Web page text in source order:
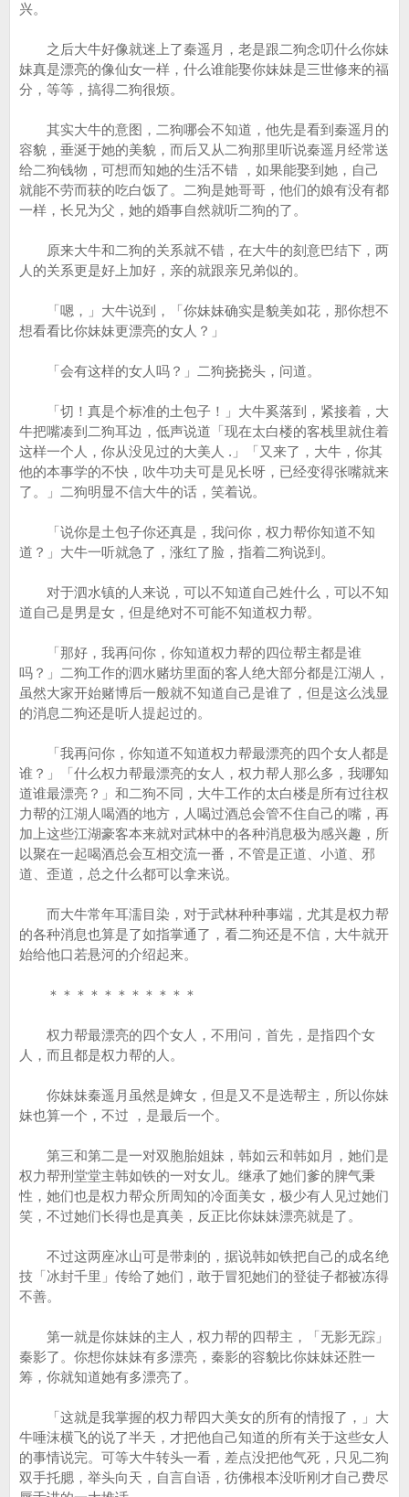
兴。
之后大牛好像就迷上了秦遥月，老是跟二狗念叨什么你妹
妹真是漂亮的像仙女一样，什么谁能娶你妹妹是三世修来的福
分，等等，搞得二狗很烦。
其实大牛的意图，二狗哪会不知道，他先是看到秦遥月的
容貌，垂涎于她的美貌，而后又从二狗那里听说秦遥月经常送
给二狗钱物，可想而知她的生活不错 ，如果能娶到她，自己
就能不劳而获的吃白饭了。二狗是她哥哥，他们的娘有没有都
一样，长兄为父，她的婚事自然就听二狗的了。
原来大牛和二狗的关系就不错，在大牛的刻意巴结下，两
人的关系更是好上加好，亲的就跟亲兄弟似的。
「嗯，」大牛说到，「你妹妹确实是貌美如花，那你想不
想看看比你妹妹更漂亮的女人？」
「会有这样的女人吗？」二狗挠挠头，问道。
「切！真是个标准的土包子！」大牛奚落到，紧接着，大
牛把嘴凑到二狗耳边，低声说道「现在太白楼的客栈里就住着
这样一个人，你从没见过的大美人 .」「又来了，大牛，你其
他的本事学的不快，吹牛功夫可是见长呀，已经变得张嘴就来
了。」二狗明显不信大牛的话，笑着说。
「说你是土包子你还真是，我问你，权力帮你知道不知
道？」大牛一听就急了，涨红了脸，指着二狗说到。
对于泗水镇的人来说，可以不知道自己姓什么，可以不知
道自己是男是女，但是绝对不可能不知道权力帮。
「那好，我再问你，你知道权力帮的四位帮主都是谁
吗？」二狗工作的泗水赌坊里面的客人绝大部分都是江湖人，
虽然大家开始赌博后一般就不知道自己是谁了，但是这么浅显
的消息二狗还是听人提起过的。
「我再问你，你知道不知道权力帮最漂亮的四个女人都是
谁？」「什么权力帮最漂亮的女人，权力帮人那么多，我哪知
道谁最漂亮？」和二狗不同，大牛工作的太白楼是所有过往权
力帮的江湖人喝酒的地方，人喝过酒总会管不住自己的嘴，再
加上这些江湖豪客本来就对武林中的各种消息极为感兴趣，所
以聚在一起喝酒总会互相交流一番，不管是正道、小道、邪
道、歪道，总之什么都可以拿来说。
而大牛常年耳濡目染，对于武林种种事端，尤其是权力帮
的各种消息也算是了如指掌通了，看二狗还是不信，大牛就开
始给他口若悬河的介绍起来。
＊＊＊＊＊＊＊＊＊＊＊
权力帮最漂亮的四个女人，不用问，首先，是指四个女
人，而且都是权力帮的人。
你妹妹秦遥月虽然是婢女，但是又不是选帮主，所以你妹
妹也算一个，不过 ，是最后一个。
第三和第二是一对双胞胎姐妹，韩如云和韩如月，她们是
权力帮刑堂堂主韩如铁的一对女儿。继承了她们爹的脾气秉
性，她们也是权力帮众所周知的冷面美女，极少有人见过她们
笑，不过她们长得也是真美，反正比你妹妹漂亮就是了。
不过这两座冰山可是带刺的，据说韩如铁把自己的成名绝
技「冰封千里」传给了她们，敢于冒犯她们的登徒子都被冻得
不善。
第一就是你妹妹的主人，权力帮的四帮主，「无影无踪」
秦影了。你想你妹妹有多漂亮，秦影的容貌比你妹妹还胜一
筹，你就知道她有多漂亮了。
「这就是我掌握的权力帮四大美女的所有的情报了，」大
牛唾沫横飞的说了半天，才把他自己知道的所有关于这些女人
的事情说完。可等大牛转头一看，差点没把他气死，只见二狗
双手托腮，举头向天，自言自语，彷佛根本没听刚才自己费尽